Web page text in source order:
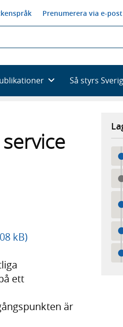
Prenumerera via e-post
Så styrs
kB)
ett
är